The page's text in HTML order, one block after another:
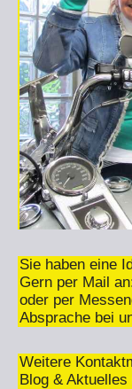
Sie haben eine
Gern per Mail
oder per
Absprache bei
Weitere
Blog &